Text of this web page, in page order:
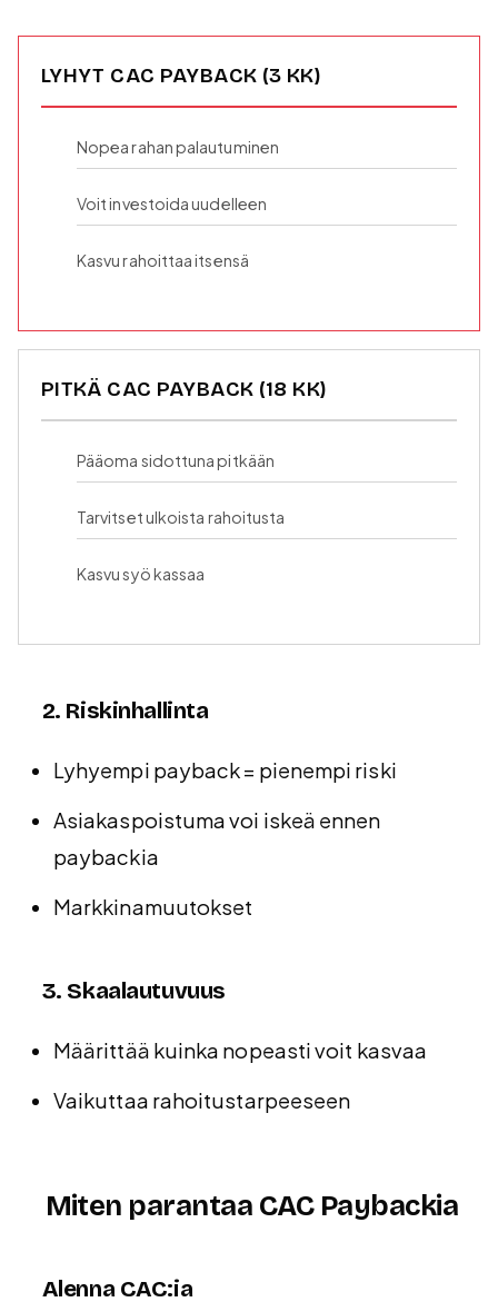
LYHYT CAC PAYBACK (3 KK)
Nopea rahan palautuminen
Voit investoida uudelleen
Kasvu rahoittaa itsensä
PITKÄ CAC PAYBACK (18 KK)
Pääoma sidottuna pitkään
Tarvitset ulkoista rahoitusta
Kasvu syö kassaa
2. Riskinhallinta
Lyhyempi payback = pienempi riski
Asiakaspoistuma voi iskeä ennen
paybackia
Markkinamuutokset
3. Skaalautuvuus
Määrittää kuinka nopeasti voit kasvaa
Vaikuttaa rahoitustarpeeseen
Miten parantaa CAC Paybackia
Alenna CAC:ia